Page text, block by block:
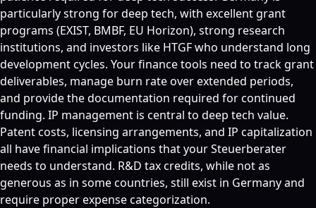
particularly strong for deep tech, with excellent grant
programs (EXIST, BMBF, EU Horizon), strong research
institutions, and investors like HTGF who understand long
development cycles. Your finance tools need to track grant
deliverables, manage burn rate over extended periods,
and provide the documentation required for continued
funding. IP management is central to deep tech value.
Patent costs, licensing arrangements, and IP capitalization
all have financial implications that your Steuerberater
needs to understand. R&D tax credits, while not as
generous as in some countries, still exist in Germany and
require proper expense categorization.